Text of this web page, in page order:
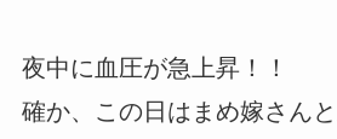
夜中に血圧が急上昇！！
確か、この日はまめ嫁さん